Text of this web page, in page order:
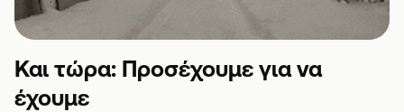
Και τώρα: Προσέχουμε για να
έχουμε